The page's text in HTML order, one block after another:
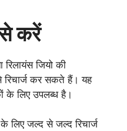
करें
जियो की
कर सकते हैं। यह
के लिए उपलब्ध है।
लिए जल्द से जल्द रिचार्ज